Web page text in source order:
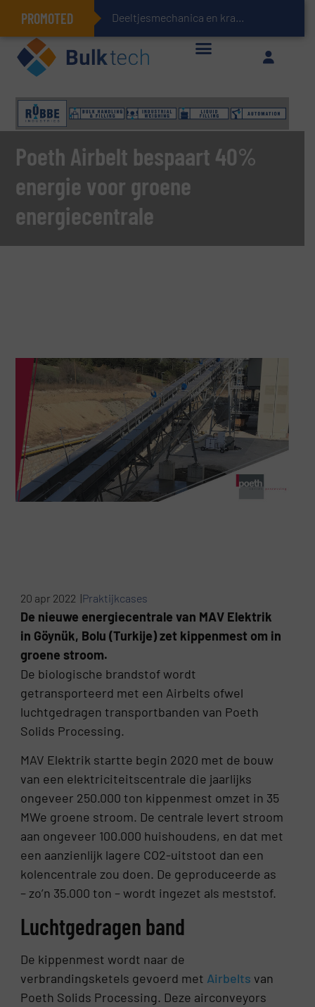
PROMOTED Deeltjesmechanica en krachtnetwerken in stort
Geïntegreerde doserings- en weegsystemen: Efficiëntie, kwaliteit en duurzaamheid in één oogopslag
Poeth Airbelt bespaart 40%
energie voor groene
energiecentrale
20 apr 2022 |Praktijkcases
De nieuwe energiecentrale van MAV Elektrik
in Göynük, Bolu (Turkije) zet kippenmest om in
groene stroom.
De biologische brandstof wordt
getransporteerd met een Airbelts ofwel
luchtgedragen transportbanden van Poeth
Solids Processing.
MAV Elektrik startte begin 2020 met de bouw
van een elektriciteitscentrale die jaarlijks
ongeveer 250.000 ton kippenmest omzet in 35
MWe groene stroom. De centrale levert stroom
aan ongeveer 100.000 huishoudens, en dat met
een aanzienlijk lagere CO2-uitstoot dan een
kolencentrale zou doen. De geproduceerde as
– zo’n 35.000 ton – wordt ingezet als meststof.
Luchtgedragen band
De kippenmest wordt naar de
verbrandingsketels gevoerd met Airbelts van
Poeth Solids Processing. Deze airconveyors